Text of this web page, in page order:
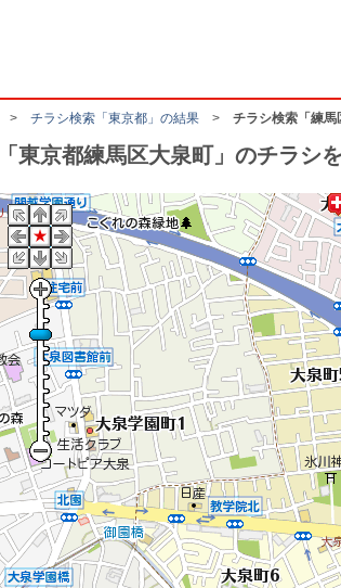
> チラシ検索「東京都」の結果 > チラシ検索「練馬
「東京都練馬区大泉町」のチラシ